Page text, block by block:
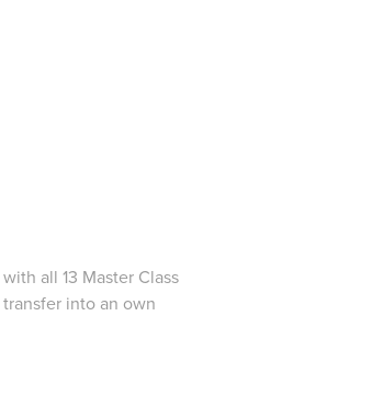
all 13 Master Class
into an own